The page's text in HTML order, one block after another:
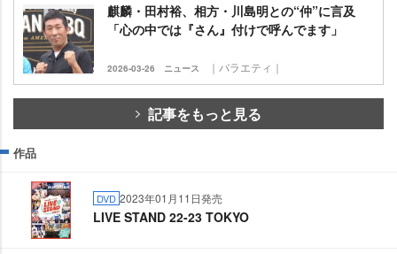
麒麟・田村裕、相方・川島明との“仲”に言及
「心の中では『さん』付けで呼んでます」
2026-03-26 ニュース ｜バラエティ｜
記事をもっと見る
作品
DVD 2023年01月11日発売
LIVE STAND 22-23 TOKYO